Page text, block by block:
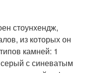
стоунхендж,
из которых он
камней: 1
с синеватым